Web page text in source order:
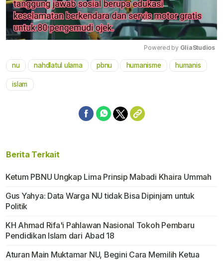
Mute
Powered by GliaStudios
nu nahdlatul ulama pbnu humanisme humanis
islam
Berita Terkait
Ketum PBNU Ungkap Lima Prinsip Mabadi Khaira Ummah
Gus Yahya: Data Warga NU tidak Bisa Dipinjam untuk
Politik
KH Ahmad Rifa'i Pahlawan Nasional Tokoh Pembaru
Pendidikan Islam dari Abad 18
Aturan Main Muktamar NU, Begini Cara Memilih Ketua